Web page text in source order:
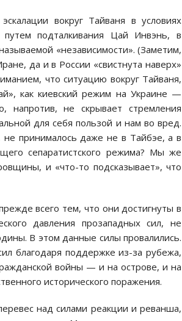
вокруг Тайваня в условиях
подталкивания Цай Инвэнь, в
«независимости». (Заметим,
да и в России «свистнута наверх»
что ситуацию вокруг Тайваня,
как киевский режим на Украине —
напротив, не скрывает стремления
для себя пользой и нам во вред.
принималось даже не в Тайбэе, а в
сепаратистского режима? Мы же
и «что-то подсказывает», что
всего тем, что они достигнуты в
давления прозападных сил, не
В этом данные силы провалились.
благодаря поддержке из-за рубежа,
войны — и на острове, и на
исторического поражения.
над силами реакции и реванша,